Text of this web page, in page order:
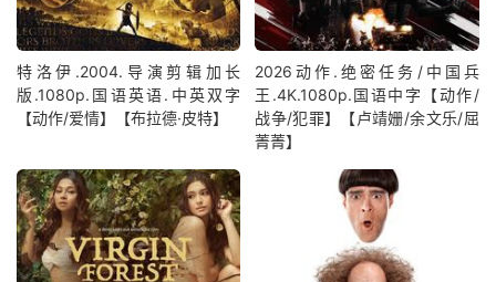
特洛伊.2004.导演剪辑加长
版.1080p.国语英语.中英双字
【动作/爱情】【布拉德·皮特】
2026动作.绝密任务/中国兵
王.4K.1080p.国语中字【动作/
战争/犯罪】【卢靖姗/余文乐/屈
菁菁】